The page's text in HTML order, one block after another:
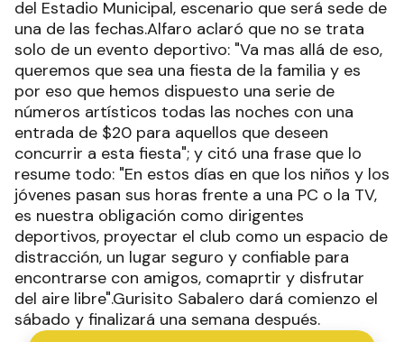
del Estadio Municipal, escenario que será sede de
una de las fechas.Alfaro aclaró que no se trata
solo de un evento deportivo: "Va mas allá de eso,
queremos que sea una fiesta de la familia y es
por eso que hemos dispuesto una serie de
números artísticos todas las noches con una
entrada de $20 para aquellos que deseen
concurrir a esta fiesta"; y citó una frase que lo
resume todo: "En estos días en que los niños y los
jóvenes pasan sus horas frente a una PC o la TV,
es nuestra obligación como dirigentes
deportivos, proyectar el club como un espacio de
distracción, un lugar seguro y confiable para
encontrarse con amigos, comaprtir y disfrutar
del aire libre".Gurisito Sabalero dará comienzo el
sábado y finalizará una semana después.